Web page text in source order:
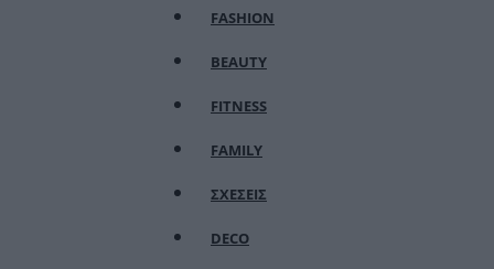
FASHION
BEAUTY
FITNESS
FAMILY
ΣΧΕΣΕΙΣ
DECO